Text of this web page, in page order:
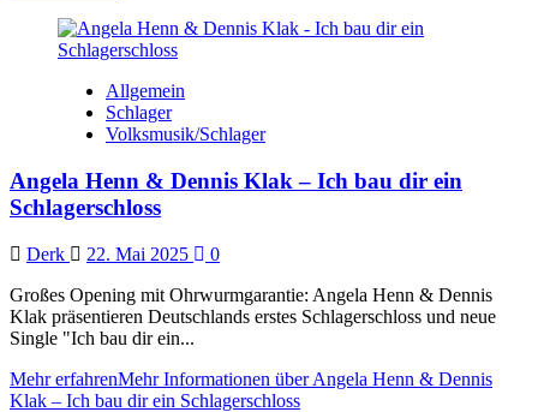
Allgemein
Schlager
Volksmusik/Schlager
Angela Henn & Dennis Klak – Ich bau dir ein
Schlagerschloss
Derk 22. Mai 2025
0
Großes Opening mit Ohrwurmgarantie: Angela Henn & Dennis
Klak präsentieren Deutschlands erstes Schlagerschloss und neue
Single "Ich bau dir ein...
Mehr erfahrenMehr Informationen über Angela Henn & Dennis
Klak – Ich bau dir ein Schlagerschloss